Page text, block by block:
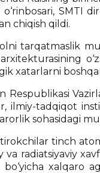
chiqish qildi.
tarqatmaslik
xatarlarni
Respublikasi
ilmiy-tadqiqot
sohasidagi
tinch
radiatsiyaviy
xalqaro